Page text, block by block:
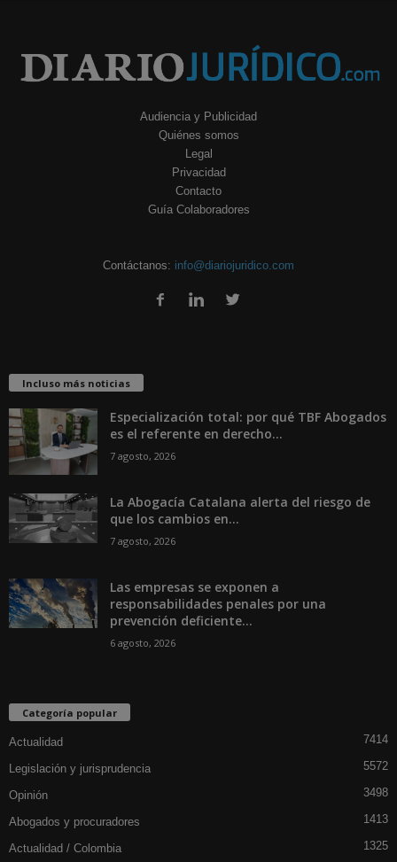
Audiencia y Publicidad
Quiénes somos
Legal
Privacidad
Contacto
Guía Colaboradores
Contáctanos: info@diariojuridico.com
Incluso más noticias
Especialización total: por qué TBF Abogados
es el referente en derecho...
7 agosto, 2026
La Abogacía Catalana alerta del riesgo de
que los cambios en...
7 agosto, 2026
Las empresas se exponen a
responsabilidades penales por una
prevención deficiente...
6 agosto, 2026
Categoría popular
Actualidad 7414
Legislación y jurisprudencia 5572
Opinión 3498
Abogados y procuradores 1413
Actualidad / Colombia 1325